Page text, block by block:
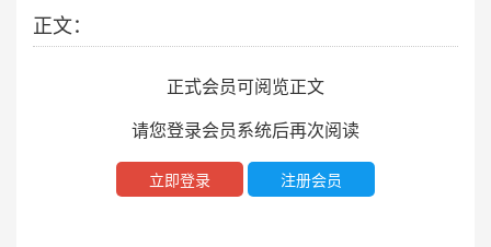
正文：
正式会员可阅览正文
请您登录会员系统后再次阅读
立即登录 注册会员